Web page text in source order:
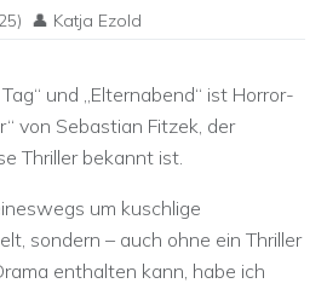
Katja Ezold
und „Elternabend“ ist Horror-
von Sebastian Fitzek, der
Thriller bekannt ist.
um kuschlige
sondern – auch ohne ein Thriller
enthalten kann, habe ich